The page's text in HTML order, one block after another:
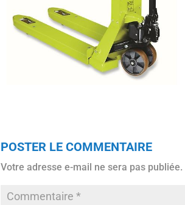
POSTER LE COMMENTAIRE
Votre adresse e-mail ne sera pas publiée.